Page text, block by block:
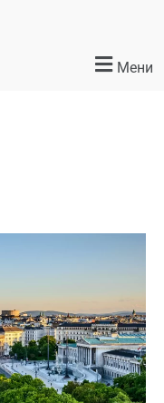
Мени